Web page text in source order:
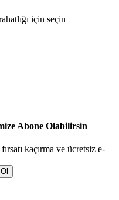
için seçin
Abone Olabilirsin
kaçırma ve ücretsiz e-